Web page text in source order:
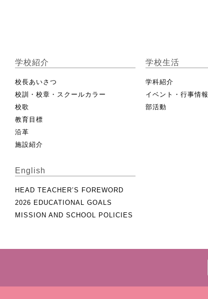
学校紹介
校長あいさつ
校訓・校章・スクールカラー
校歌
教育目標
沿革
施設紹介
学校生活
学科紹介
イベント・行事情報
部活動
English
HEAD TEACHER’S FOREWORD
2026 EDUCATIONAL GOALS
MISSION AND SCHOOL POLICIES